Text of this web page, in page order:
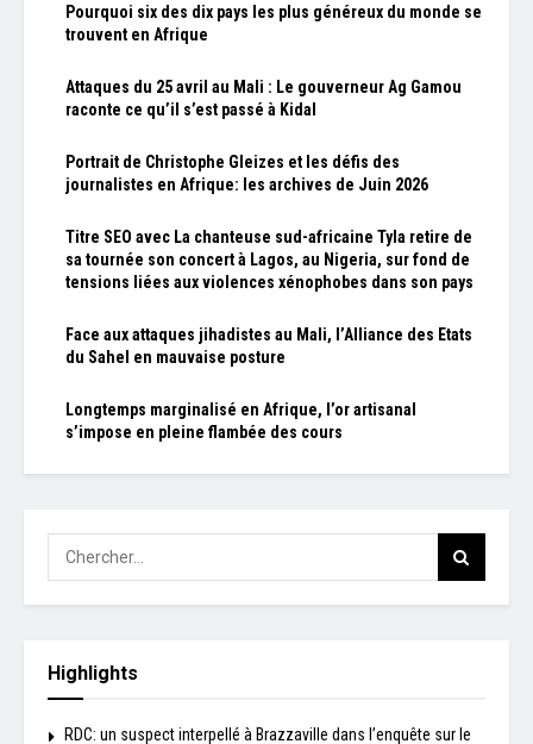
Pourquoi six des dix pays les plus généreux du monde se
trouvent en Afrique
Attaques du 25 avril au Mali : Le gouverneur Ag Gamou
raconte ce qu’il s’est passé à Kidal
Portrait de Christophe Gleizes et les défis des
journalistes en Afrique: les archives de Juin 2026
Titre SEO avec La chanteuse sud-africaine Tyla retire de
sa tournée son concert à Lagos, au Nigeria, sur fond de
tensions liées aux violences xénophobes dans son pays
Face aux attaques jihadistes au Mali, l’Alliance des Etats
du Sahel en mauvaise posture
Longtemps marginalisé en Afrique, l’or artisanal
s’impose en pleine flambée des cours
Highlights
RDC: un suspect interpellé à Brazzaville dans l’enquête sur le